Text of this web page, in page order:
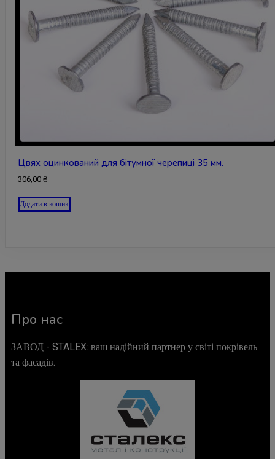
Цвях оцинкований для бітумної черепиці 35 мм.
306,00₴
Додати в кошик
Про нас
ЗАВОД - STALEX: ваш надійний партнер у світі покрівель
та фасадів.